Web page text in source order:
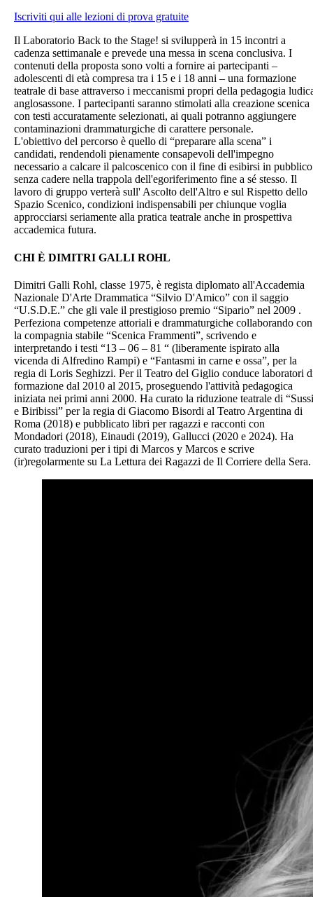
Iscriviti qui alle lezioni di prova gratuite
Il Laboratorio Back to the Stage! si svilupperà in 15 incontri a
cadenza settimanale e prevede una messa in scena conclusiva. I
contenuti della proposta sono volti a fornire ai partecipanti –
adolescenti di età compresa tra i 15 e i 18 anni – una formazione
teatrale di base attraverso i meccanismi propri della pedagogia
anglosassone. I partecipanti saranno stimolati alla creazione scenica
con testi accuratamente selezionati, ai quali potranno aggiungere
contaminazioni drammaturgiche di carattere personale.
L'obiettivo del percorso è quello di “preparare alla scena” i
candidati, rendendoli pienamente consapevoli dell'impegno
necessario a calcare il palcoscenico con il fine di esibirsi in pubblico
senza cadere nella trappola dell'egoriferimento fine a sé stesso. Il
lavoro di gruppo verterà sull' Ascolto dell'Altro e sul Rispetto dello
Spazio Scenico, condizioni indispensabili per chiunque voglia
approcciarsi seriamente alla pratica teatrale anche in prospettiva
accademica futura.
CHI È DIMITRI GALLI ROHL
Dimitri Galli Rohl, classe 1975, è regista diplomato all'Accademia
Nazionale D'Arte Drammatica “Silvio D'Amico” con il saggio
“U.S.D.E.” che gli vale il prestigioso premio “Sipario” nel 2009 .
Perfeziona competenze attoriali e drammaturgiche collaborando con
la compagnia stabile “Scenica Frammenti”, scrivendo e
interpretando i testi “13 – 06 – 81 “ (liberamente ispirato alla
vicenda di Alfredino Rampi) e “Fantasmi in carne e ossa”, per la
regia di Loris Seghizzi. Per il Teatro del Giglio conduce laboratori
formazione dal 2010 al 2015, proseguendo l'attività pedagogica
iniziata nei primi anni 2000. Ha curato la riduzione teatrale di “Sussi
e Biribissi” per la regia di Giacomo Bisordi al Teatro Argentina di
Roma (2018) e pubblicato libri per ragazzi e racconti con
Mondadori (2018), Einaudi (2019), Gallucci (2020 e 2024). Ha
curato traduzioni per i tipi di Marcos y Marcos e scrive
(ir)regolarmente su La Lettura dei Ragazzi de Il Corriere della Sera.